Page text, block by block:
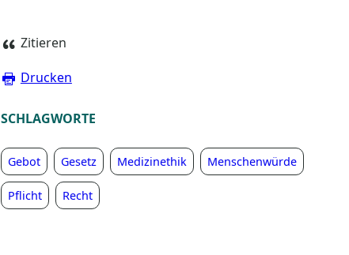
Zitieren
Drucken
SCHLAGWORTE
Gebot Gesetz Medizinethik Menschenwürde
Pflicht Recht